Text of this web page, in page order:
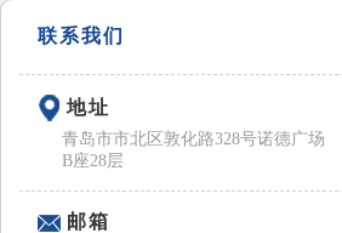
联系我们
地址
青岛市市北区敦化路328号诺德广场
B座28层
邮箱